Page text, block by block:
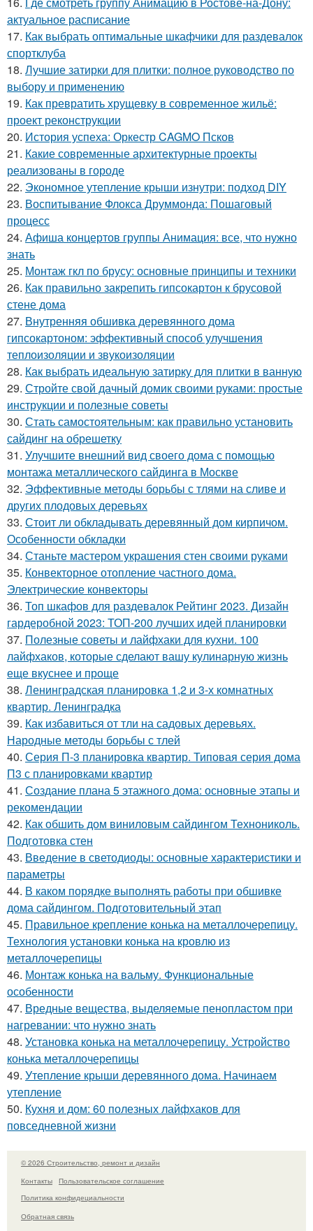
актуальное расписание
17. Как выбрать оптимальные шкафчики для раздевалок
спортклуба
18. Лучшие затирки для плитки: полное руководство по
выбору и применению
19. Как превратить хрущевку в современное жильё:
проект реконструкции
20. История успеха: Оркестр CAGMO Псков
21. Какие современные архитектурные проекты
реализованы в городе
22. Экономное утепление крыши изнутри: подход DIY
23. Воспитывание Флокса Друммонда: Пошаговый
процесс
24. Афиша концертов группы Анимация: все, что нужно
знать
25. Монтаж гкл по брусу: основные принципы и техники
26. Как правильно закрепить гипсокартон к брусовой
стене дома
27. Внутренняя обшивка деревянного дома
гипсокартоном: эффективный способ улучшения
теплоизоляции и звукоизоляции
28. Как выбрать идеальную затирку для плитки в ванную
29. Стройте свой дачный домик своими руками: простые
инструкции и полезные советы
30. Стать самостоятельным: как правильно установить
сайдинг на обрешетку
31. Улучшите внешний вид своего дома с помощью
монтажа металлического сайдинга в Москве
32. Эффективные методы борьбы с тлями на сливе и
других плодовых деревьях
33. Стоит ли обкладывать деревянный дом кирпичом.
Особенности обкладки
34. Станьте мастером украшения стен своими руками
35. Конвекторное отопление частного дома.
Электрические конвекторы
36. Топ шкафов для раздевалок Рейтинг 2023. Дизайн
гардеробной 2023: ТОП-200 лучших идей планировки
37. Полезные советы и лайфхаки для кухни. 100
лайфхаков, которые сделают вашу кулинарную жизнь
еще вкуснее и проще
38. Ленинградская планировка 1,2 и 3-х комнатных
квартир. Ленинградка
39. Как избавиться от тли на садовых деревьях.
Народные методы борьбы с тлей
40. Серия П-3 планировка квартир. Типовая серия дома
П3 с планировками квартир
41. Создание плана 5 этажного дома: основные этапы и
рекомендации
42. Как обшить дом виниловым сайдингом Технониколь.
Подготовка стен
43. Введение в светодиоды: основные характеристики и
параметры
44. В каком порядке выполнять работы при обшивке
дома сайдингом. Подготовительный этап
45. Правильное крепление конька на металлочерепицу.
Технология установки конька на кровлю из
металлочерепицы
46. Монтаж конька на вальму. Функциональные
особенности
47. Вредные вещества, выделяемые пенопластом при
нагревании: что нужно знать
48. Установка конька на металлочерепицу. Устройство
конька металлочерепицы
49. Утепление крыши деревянного дома. Начинаем
утепление
50. Кухня и дом: 60 полезных лайфхаков для
повседневной жизни
© 2026 Строительство, ремонт и дизайн
Контакты
Пользовательское соглашение
Политика конфидециальности
Обратная связь